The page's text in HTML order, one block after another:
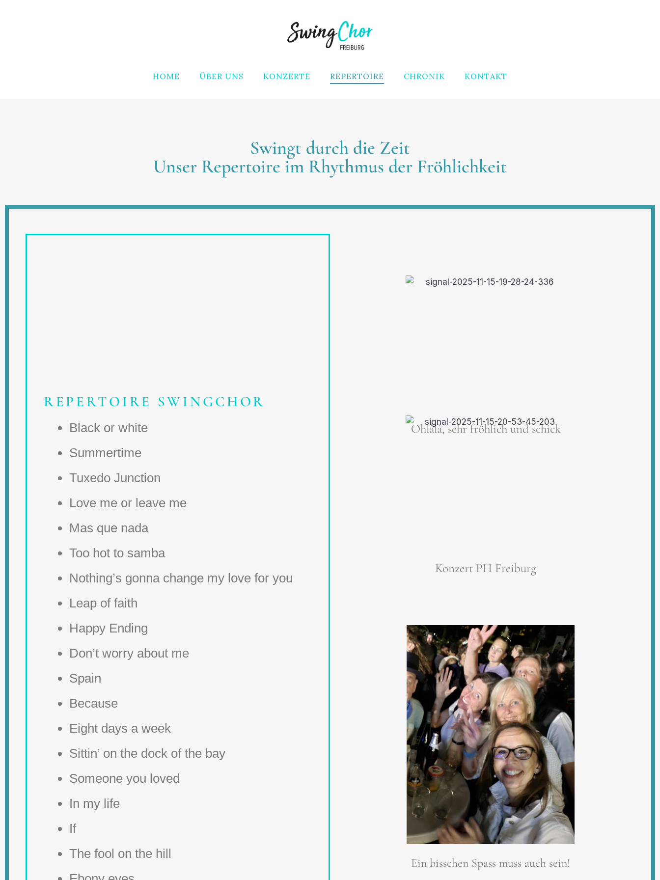
HOME ÜBER UNS KONZERTE REPERTOIRE CHRONIK KONTAKT
Swingt durch die Zeit
Unser Repertoire im Rhythmus der Fröhlichkeit
REPERTOIRE SWINGCHOR
Black or white
Summertime
Tuxedo Junction
Love me or leave me
Mas que nada
Too hot to samba
Nothing’s gonna change my love for you
Leap of faith
Happy Ending
Don’t worry about me
Spain
Because
Eight days a week
Sittin’ on the dock of the bay
Someone you loved
In my life
If
The fool on the hill
Ohlàlà, sehr fröhlich und schick
Konzert PH Freiburg
Ein bisschen Spass muss auch sein!